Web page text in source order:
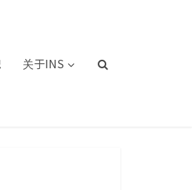
关于INS